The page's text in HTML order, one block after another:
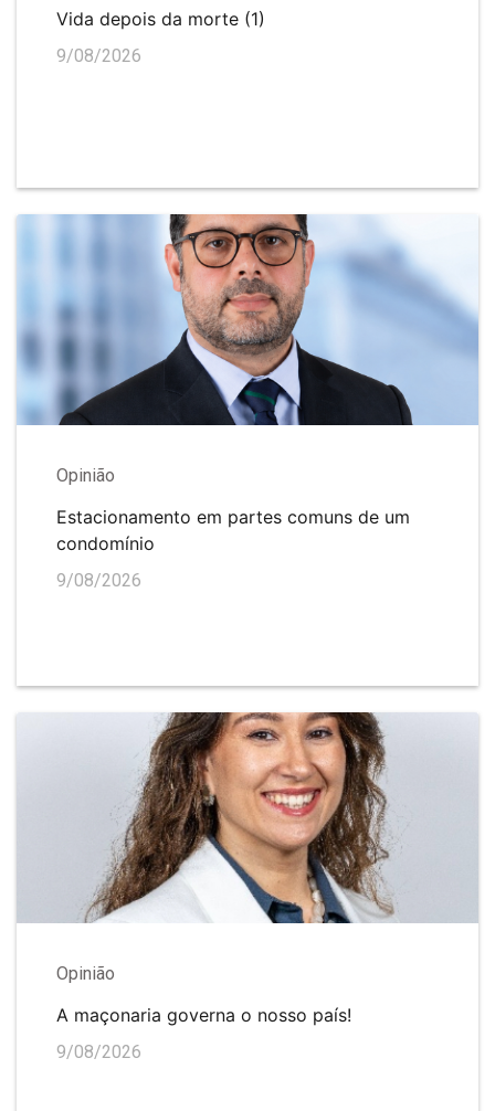
Vida depois da morte (1)
9/08/2026
Opinião
Estacionamento em partes comuns de um
condomínio
9/08/2026
Opinião
A maçonaria governa o nosso país!
9/08/2026